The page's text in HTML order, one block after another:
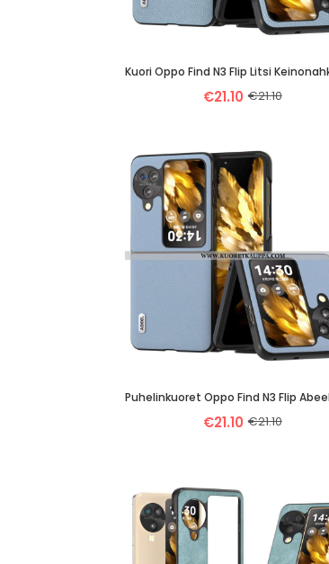
€21.10 €21.10
€21.10 €21.10